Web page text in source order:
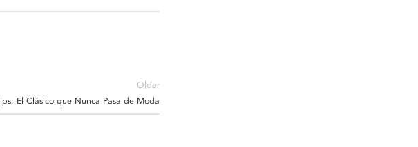
Older
El Clásico que Nunca Pasa de Moda